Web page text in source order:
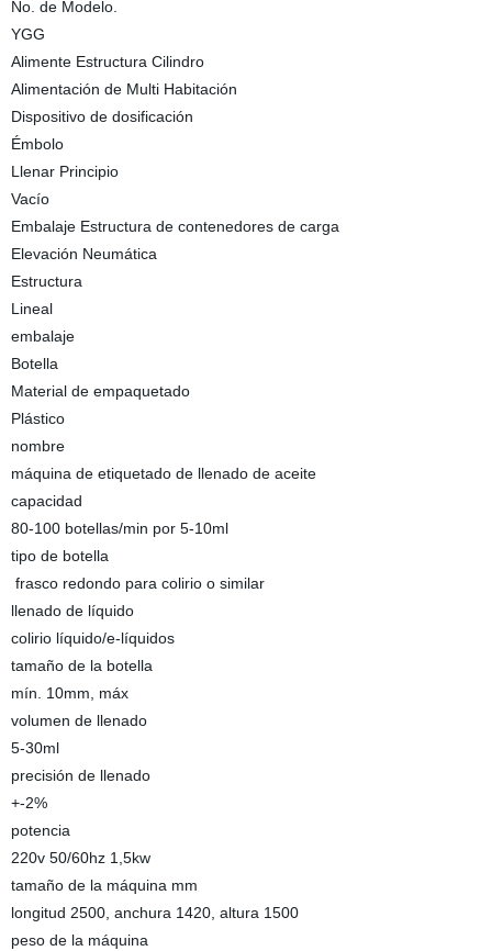
No. de Modelo.
YGG
Alimente Estructura Cilindro
Alimentación de Multi Habitación
Dispositivo de dosificación
Émbolo
Llenar Principio
Vacío
Embalaje Estructura de contenedores de carga
Elevación Neumática
Estructura
Lineal
embalaje
Botella
Material de empaquetado
Plástico
nombre
máquina de etiquetado de llenado de aceite
capacidad
80-100 botellas/min por 5-10ml
tipo de botella
frasco redondo para colirio o similar
llenado de líquido
colirio líquido/e-líquidos
tamaño de la botella
mín. 10mm, máx
volumen de llenado
5-30ml
precisión de llenado
+-2%
potencia
220v 50/60hz 1,5kw
tamaño de la máquina mm
longitud 2500, anchura 1420, altura 1500
peso de la máquina